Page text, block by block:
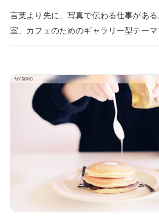
言葉より先に、写真で伝わる仕事があ
室、カフェのためのギャラリー型テーマ